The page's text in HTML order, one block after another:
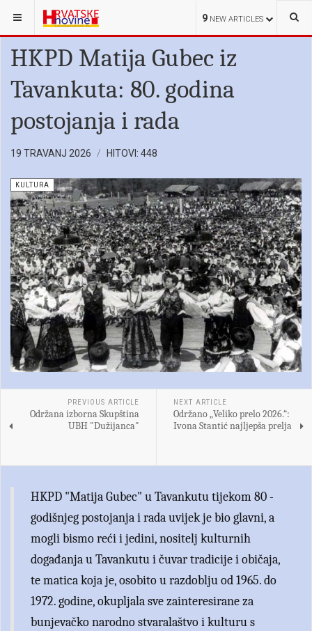
9 NEW ARTICLES
NALAZITE SE OVDJE: KULTURA
HKPD Matija Gubec iz
Tavankuta: 80. godina
postojanja i rada
19 TRAVANJ 2026 HITOVI: 448
KULTURA
PREVIOUS ARTICLE
Održana izborna Skupština
UBH "Dužijanca"
NEXT ARTICLE
Održano „Veliko prelo 2026.“:
Ivona Stantić najljepša prelja
HKPD "Matija Gubec" u Tavankutu tijekom 80 -
godišnjeg postojanja i rada uvijek je bio glavni, a
mogli bismo reći i jedini, nositelj kulturnih
događanja u Tavankutu i čuvar tradicije i običaja,
te matica koja je, osobito u razdoblju od 1965. do
1972. godine, okupljala sve zainteresirane za
bunjevačko narodno stvaralaštvo i kulturu s